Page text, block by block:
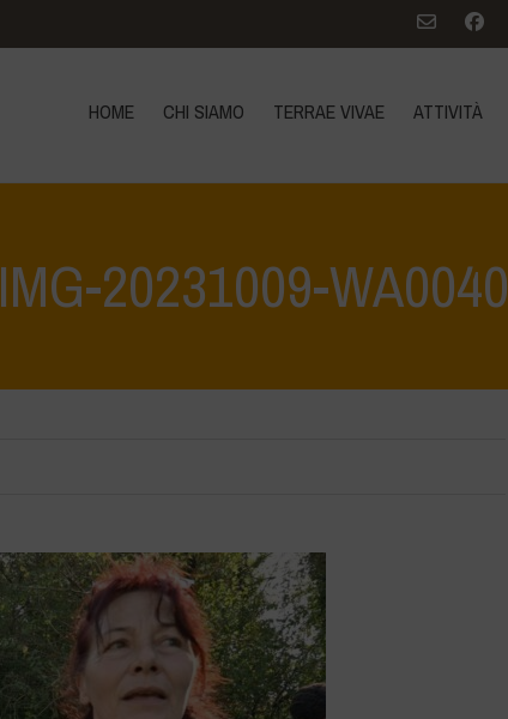
HOME CHI SIAMO TERRAE VIVAE ATTIVITÀ
IMG-20231009-WA0040